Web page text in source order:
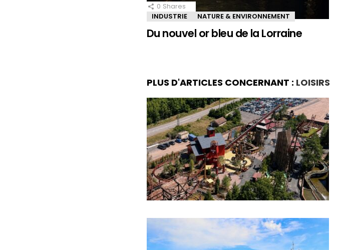
0 Shares
INDUSTRIE
NATURE & ENVIRONNEMENT
Du nouvel or bleu de la Lorraine
PLUS D'ARTICLES CONCERNANT : LOISIRS